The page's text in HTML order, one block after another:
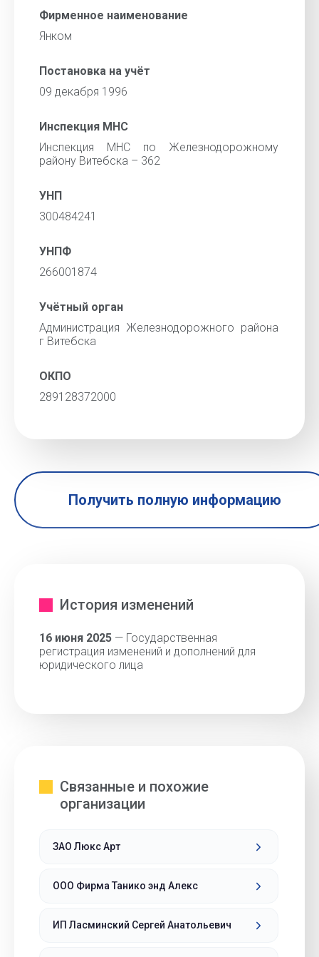
Фирменное наименование
Янком
Постановка на учёт
09 декабря 1996
Инспекция МНС
Инспекция МНС по Железнодорожному
району Витебска – 362
УНП
300484241
УНПФ
266001874
Учётный орган
Администрация Железнодорожного района
г Витебска
ОКПО
289128372000
Получить полную информацию
История изменений
16 июня 2025 — Государственная
регистрация изменений и дополнений для
юридического лица
Связанные и похожие
организации
ЗАО Люкс Арт
ООО Фирма Танико энд Алекс
ИП Ласминский Сергей Анатольевич